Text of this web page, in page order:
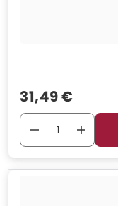
Verkaufspreis
31,49 €